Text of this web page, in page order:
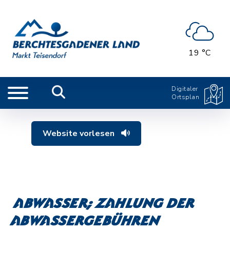
19 °C
Digitaler
Ortsplan
Website vorlesen
Abwasser; Zahlung der
Abwassergebühren